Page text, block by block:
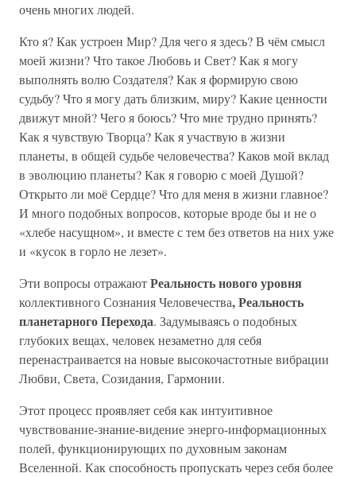
очень многих людей.
Кто я? Как устроен Мир? Для чего я здесь? В чём смысл
моей жизни? Что такое Любовь и Свет? Как я могу
выполнять волю Создателя? Как я формирую свою
судьбу? Что я могу дать близким, миру? Какие ценности
движут мной? Чего я боюсь? Что мне трудно принять?
Как я чувствую Творца? Как я участвую в жизни
планеты, в общей судьбе человечества? Каков мой вклад
в эволюцию планеты? Как я говорю с моей Душой?
Открыто ли моё Сердце? Что для меня в жизни главное?
И много подобных вопросов, которые вроде бы и не о
«хлебе насущном», и вместе с тем без ответов на них уже
и «кусок в горло не лезет».
Эти вопросы отражаютРеальность нового уровня
коллективного Сознания Человечества, Реальность
планетарного Перехода. Задумываясь о подобных
глубоких вещах, человек незаметно для себя
перенастраивается на новые высокочастотные вибрации
Любви, Света, Созидания, Гармонии.
Этот процесс проявляет себя как интуитивное
чувствование-знание-видение энерго-информационных
полей, функционирующих по духовным законам
Вселенной. Как способность пропускать через себя более